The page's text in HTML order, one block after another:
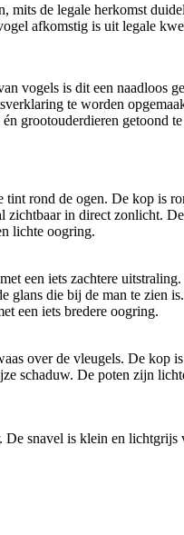
mits de legale herkomst
afkomstig is uit legale
vogels is dit een
te worden
grootouderdieren getoond
rond de ogen. De kop is
in direct zonlicht.
lichte oogring.
een iets zachtere
die bij de man te zien
een iets bredere oogring.
over de vleugels. De
schaduw. De poten zijn
De snavel is klein en lichtgrijs